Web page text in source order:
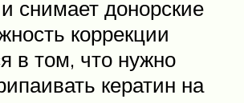
снимает донорские
коррекции
в том, что нужно
кератин на